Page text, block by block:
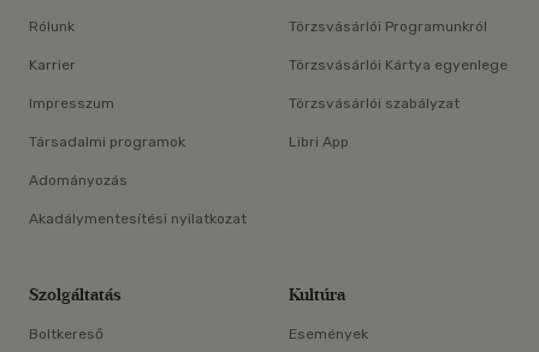
Rólunk
Karrier
Impresszum
Társadalmi programok
Adományozás
Akadálymentesítési nyilatkozat
Törzsvásárlói Programunkról
Törzsvásárlói Kártya egyenlege
Törzsvásárlói szabályzat
Libri App
Szolgáltatás
Boltkereső
Kultúra
Események